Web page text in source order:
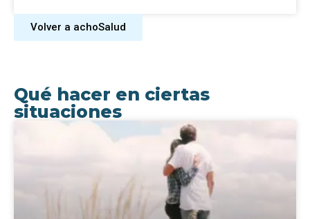
Volver a achoSalud
Qué hacer en ciertas
situaciones